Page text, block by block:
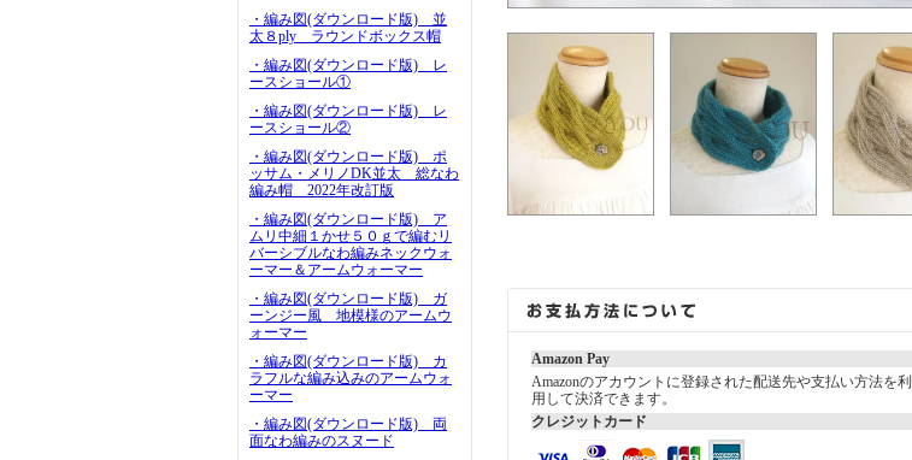
・編み図(ダウンロード版) 並
太８ply ラウンドボックス帽
・編み図(ダウンロード版) レ
ースショール①
・編み図(ダウンロード版) レ
ースショール②
・編み図(ダウンロード版) ポ
ッサム・メリノDK並太 総なわ
編み帽 2022年改訂版
・編み図(ダウンロード版) ア
ムリ中細１かせ５０ｇで編むリ
バーシブルなわ編みネックウォ
ーマー＆アームウォーマー
・編み図(ダウンロード版) ガ
ーンジー風 地模様のアームウ
ォーマー
・編み図(ダウンロード版) カ
ラフルな編み込みのアームウォ
ーマー
・編み図(ダウンロード版) 両
面なわ編みのスヌード
Amazon Pay
Amazonのアカウントに登録された配送先や支払い方法を利
用して決済できます。
クレジットカード